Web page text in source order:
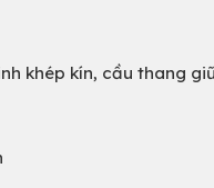
khép kín, cầu thang